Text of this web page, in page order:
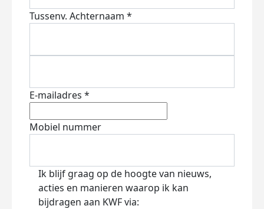
Tussenv. Achternaam *
E-mailadres *
Mobiel nummer
Ik blijf graag op de hoogte van nieuws,
acties en manieren waarop ik kan
bijdragen aan KWF via: